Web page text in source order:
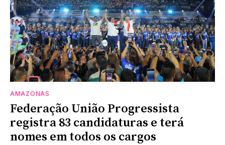
AMAZONAS
Federação União Progressista
registra 83 candidaturas e terá
nomes em todos os cargos